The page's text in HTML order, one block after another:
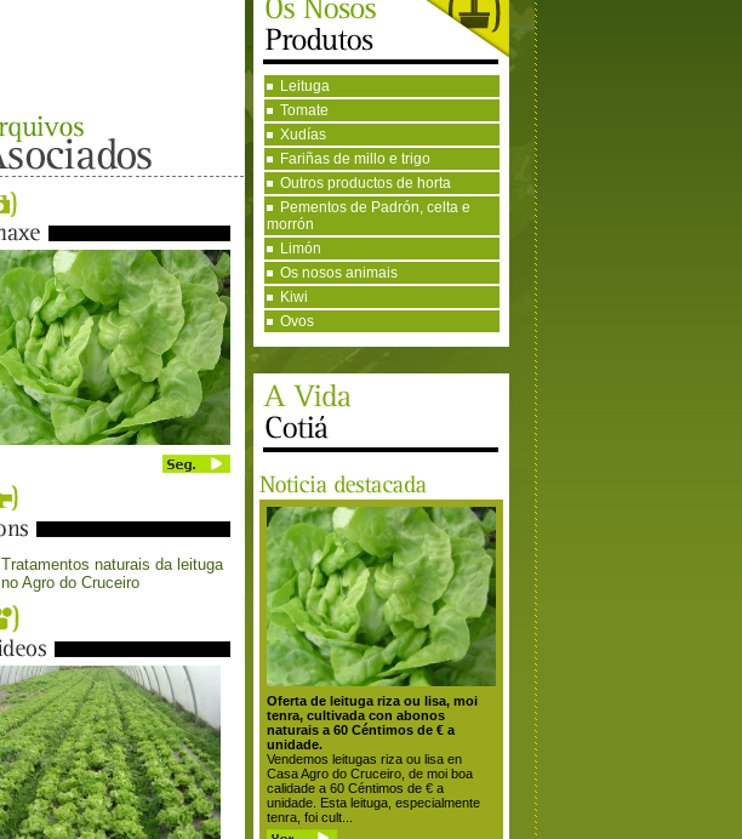
Leituga
Tomate
Xudías
Fariñas de millo e trigo
Outros productos de horta
Pementos de Padrón, celta e
morrón
Limón
Os nosos animais
Kiwi
Ovos
Oferta de leituga riza ou lisa, moi
tenra, cultivada con abonos
naturais a 60 Céntimos de € a
unidade.
Vendemos leitugas riza ou lisa en
Casa Agro do Cruceiro, de moi boa
calidade a 60 Céntimos de € a
unidade. Esta leituga, especialmente
tenra, foi cult...
Tratamentos naturais da leituga
no Agro do Cruceiro